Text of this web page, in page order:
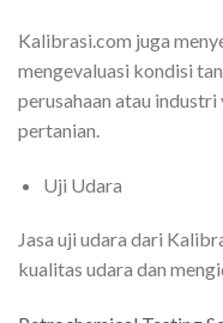
Kalibrasi.com juga
mengevaluasi kondisi
perusahaan atau
pertanian.
Uji Udara
Jasa uji udara dari
kualitas udara dan